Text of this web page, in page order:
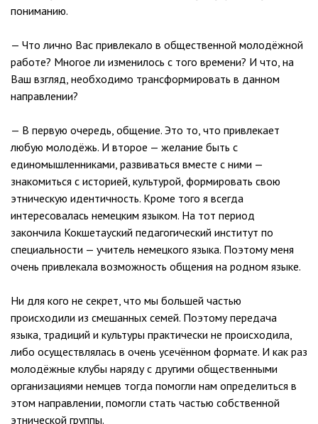
пониманию.
— Что лично Вас привлекало в общественной молодёжной
работе? Многое ли изменилось с того времени? И что, на
Ваш взгляд, необходимо трансформировать в данном
направлении?
— В первую очередь, общение. Это то, что привлекает
любую молодёжь. И второе — желание быть с
единомышленниками, развиваться вместе с ними —
знакомиться с историей, культурой, формировать свою
этническую идентичность. Кроме того я всегда
интересовалась немецким языком. На тот период
закончила Кокшетауский педагогический институт по
специальности — учитель немецкого языка. Поэтому меня
очень привлекала возможность общения на родном языке.
Ни для кого не секрет, что мы большей частью
происходили из смешанных семей. Поэтому передача
языка, традиций и культуры практически не происходила,
либо осуществлялась в очень усечённом формате. И как раз
молодёжные клубы наряду с другими общественными
организациями немцев тогда помогли нам определиться в
этом направлении, помогли стать частью собственной
этнической группы.